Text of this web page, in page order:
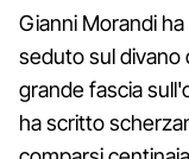
Gianni Morandi
seduto sul divano
grande fascia
ha scritto